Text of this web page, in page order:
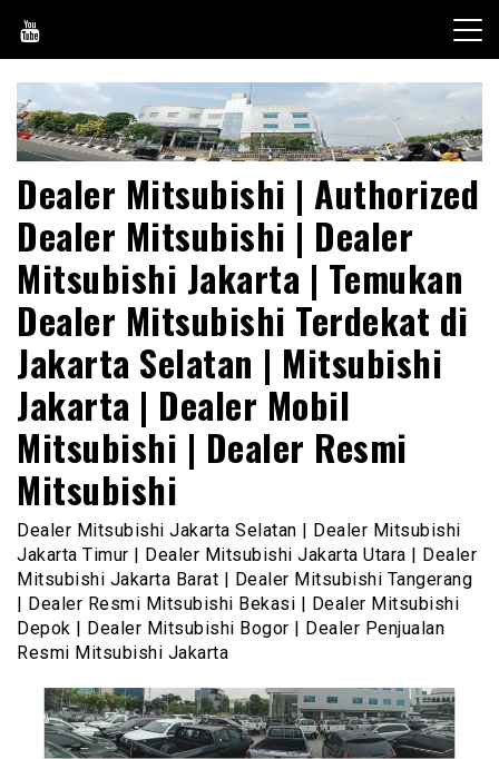
content
Dealer Mitsubishi | Authorized
Dealer Mitsubishi | Dealer
Mitsubishi Jakarta | Temukan
Dealer Mitsubishi Terdekat di
Jakarta Selatan | Mitsubishi
Jakarta | Dealer Mobil
Mitsubishi | Dealer Resmi
Mitsubishi
Dealer Mitsubishi Jakarta Selatan | Dealer Mitsubishi
Jakarta Timur | Dealer Mitsubishi Jakarta Utara | Dealer
Mitsubishi Jakarta Barat | Dealer Mitsubishi Tangerang
| Dealer Resmi Mitsubishi Bekasi | Dealer Mitsubishi
Depok | Dealer Mitsubishi Bogor | Dealer Penjualan
Resmi Mitsubishi Jakarta